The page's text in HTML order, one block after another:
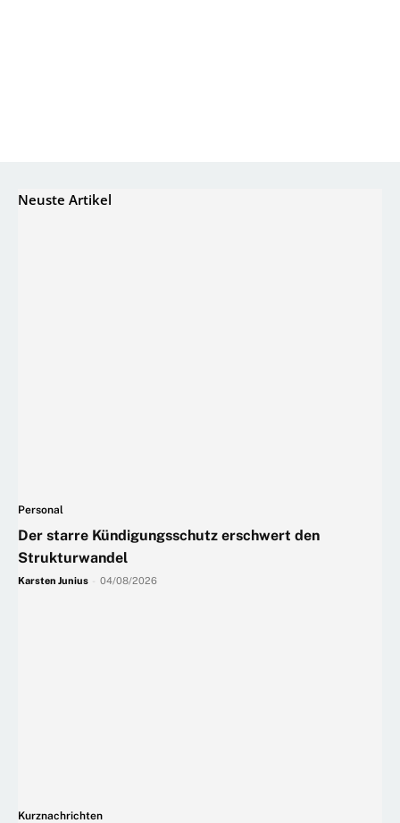
Neuste Artikel
Personal
Der starre Kündigungsschutz erschwert den
Strukturwandel
Karsten Junius 04/08/2026
Kurznachrichten